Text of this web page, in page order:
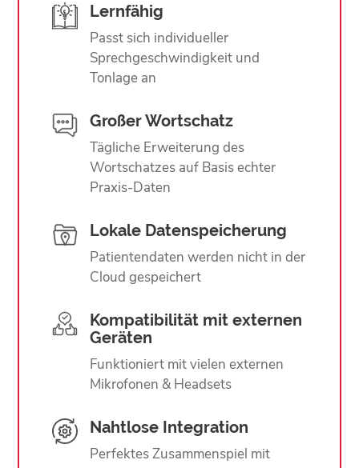
Lernfähig
Passt sich individueller
Sprechgeschwindigkeit und
Tonlage an
Großer Wortschatz
Tägliche Erweiterung des
Wortschatzes auf Basis echter
Praxis-Daten
Lokale Datenspeicherung
Patientendaten werden nicht in der
Cloud gespeichert
Kompatibilität mit externen
Geräten
Funktioniert mit vielen externen
Mikrofonen & Headsets
Nahtlose Integration
Perfektes Zusammenspiel mit